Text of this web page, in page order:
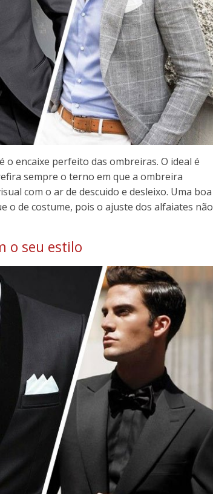
encaixe perfeito das ombreiras. O ideal é
sempre o terno em que a ombreira
com o ar de descuido e desleixo. Uma boa
o de costume, pois o ajuste dos alfaiates não
o seu estilo